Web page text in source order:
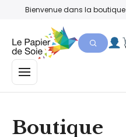
Bienvenue dans la boutique
MENU
Boutique